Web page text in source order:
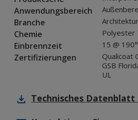
Anwendungsbereich
Branche Architektur
Chemie Polyester
Einbrennzeit 15 @
Zertifizierungen
Qualicoat
GSB
UL
Technisches Datenblatt